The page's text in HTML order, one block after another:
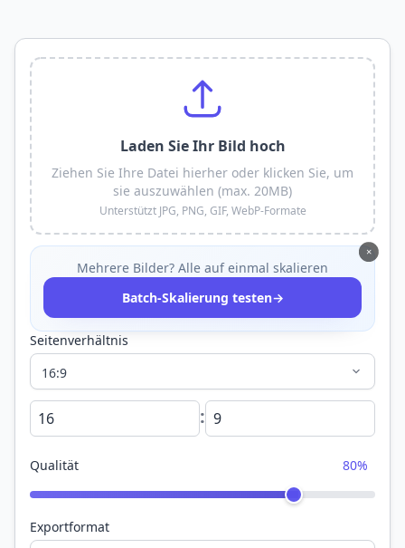
Laden Sie Ihr Bild hoch
Ziehen Sie Ihre Datei hierher oder klicken Sie, um
sie auszuwählen (max. 20MB)
Unterstützt JPG, PNG, GIF, WebP-Formate
×
Mehrere Bilder? Alle auf einmal skalieren
Batch-Skalierung testen→
Seitenverhältnis
:
Qualität 80%
Exportformat